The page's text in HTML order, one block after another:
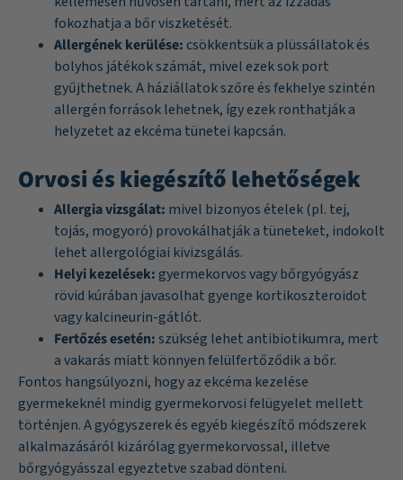
fokozhatja a bőr viszketését.
Allergének kerülése: csökkentsük a plüssállatok és
bolyhos játékok számát, mivel ezek sok port
gyűjthetnek. A háziállatok szőre és fekhelye szintén
allergén források lehetnek, így ezek ronthatják a
helyzetet az ekcéma tünetei kapcsán.
Orvosi és kiegészítő lehetőségek
Allergia vizsgálat: mivel bizonyos ételek (pl. tej,
tojás, mogyoró) provokálhatják a tüneteket, indokolt
lehet allergológiai kivizsgálás.
Helyi kezelések: gyermekorvos vagy bőrgyógyász
rövid kúrában javasolhat gyenge kortikoszteroidot
vagy kalcineurin-gátlót.
Fertőzés esetén:szükség lehet antibiotikumra, mert
a vakarás miatt könnyen felülfertőződik a bőr.
Fontos hangsúlyozni, hogy az ekcéma kezelése
gyermekeknél mindig gyermekorvosi felügyelet mellett
történjen. A gyógyszerek és egyéb kiegészítő módszerek
alkalmazásáról kizárólag gyermekorvossal, illetve
bőrgyógyásszal egyeztetve szabad dönteni.